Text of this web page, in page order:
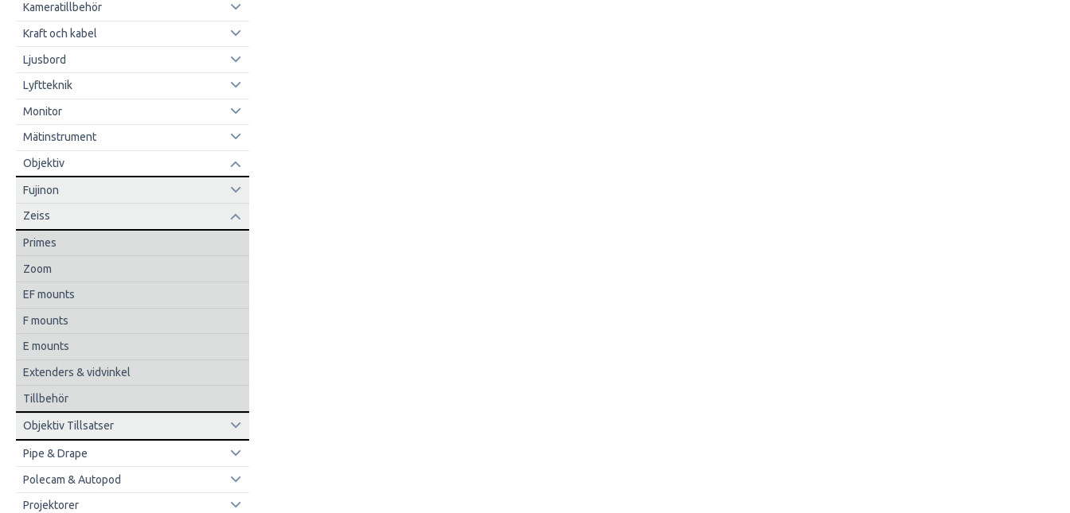
Kameratillbehör
Kraft och kabel
Ljusbord
Lyftteknik
Monitor
Mätinstrument
Objektiv
Fujinon
Zeiss
Primes
Zoom
EF mounts
F mounts
E mounts
Extenders & vidvinkel
Tillbehör
Objektiv Tillsatser
Pipe & Drape
Polecam & Autopod
Projektorer